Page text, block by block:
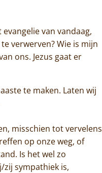
van vandaag,
verwerven? Wie is mijn
ons. Jezus gaat er
te maken. Laten wij
misschien tot vervelens
op onze weg, of
Is het wel zo
zij sympathiek is,